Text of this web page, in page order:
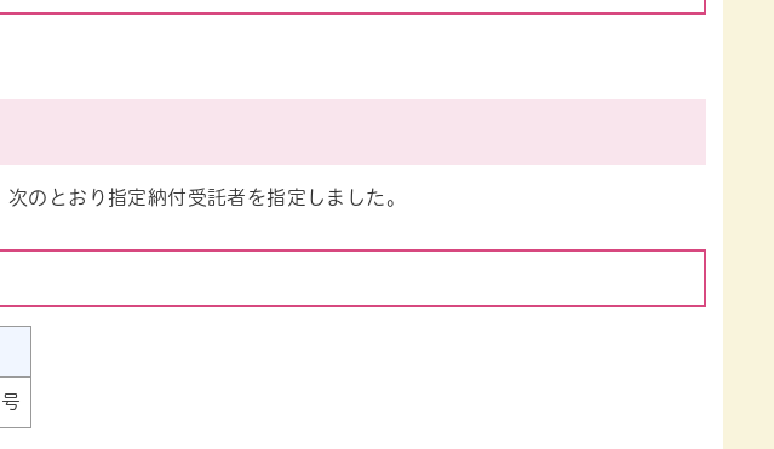
のとおり指定納付受託者を指定しました。